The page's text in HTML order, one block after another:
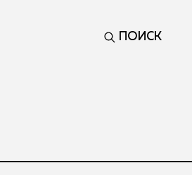
ПОИСК